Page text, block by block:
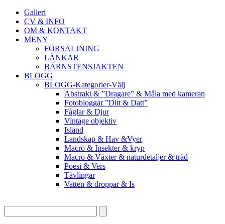
Galleri
CV & INFO
OM & KONTAKT
MENY
FÖRSÄLJNING
LÄNKAR
BÄRNSTENSJAKTEN
BLOGG
BLOGG-Kategorier-Välj
Abstrakt & ”Dragare” & Måla med kameran
Fotobloggar ”Ditt & Datt”
Fåglar & Djur
Vintage objektiv
Island
Landskap & Hav &Vyer
Macro & Insekter & kryp
Macro & Växter & naturdetaljer & träd
Poesi & Vers
Tävlingar
Vatten & droppar & Is